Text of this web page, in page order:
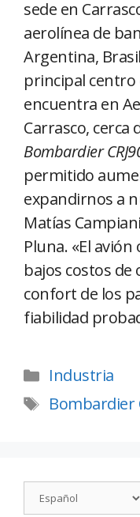
sede en
aerolínea de
Argentina,
principal centro
encuentra en
Carrasco, cerca
Bombardier
permitido
expandirnos a
Matías
Pluna. «El
bajos costos de
confort de los
fiabilidad
Industria
Bombardier